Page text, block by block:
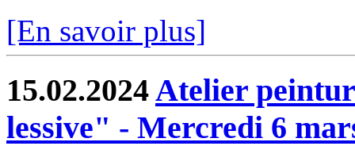
[En savoir plus]
15.02.2024Atelier
lessive" - Mercredi 6